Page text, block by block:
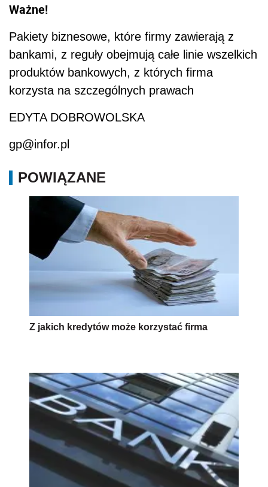
Ważne!
Pakiety biznesowe, które firmy zawierają z
bankami, z reguły obejmują całe linie wszelkich
produktów bankowych, z których firma
korzysta na szczególnych prawach
EDYTA DOBROWOLSKA
gp@infor.pl
POWIĄZANE
Z jakich kredytów może korzystać firma